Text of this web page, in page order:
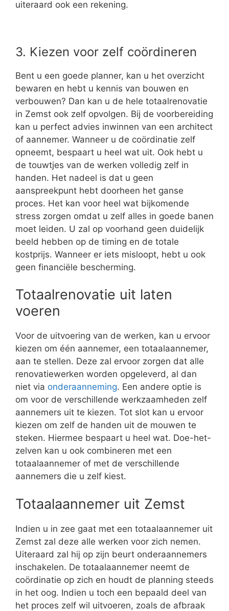
uiteraard ook een rekening.
3. Kiezen voor zelf coördineren
Bent u een goede planner, kan u het overzicht
bewaren en hebt u kennis van bouwen en
verbouwen? Dan kan u de hele totaalrenovatie
in Zemst ook zelf opvolgen. Bij de voorbereiding
kan u perfect advies inwinnen van een architect
of aannemer. Wanneer u de coördinatie zelf
opneemt, bespaart u heel wat uit. Ook hebt u
de touwtjes van de werken volledig zelf in
handen. Het nadeel is dat u geen
aanspreekpunt hebt doorheen het ganse
proces. Het kan voor heel wat bijkomende
stress zorgen omdat u zelf alles in goede banen
moet leiden. U zal op voorhand geen duidelijk
beeld hebben op de timing en de totale
kostprijs. Wanneer er iets misloopt, hebt u ook
geen financiële bescherming.
Totaalrenovatie uit laten
voeren
Voor de uitvoering van de werken, kan u ervoor
kiezen om één aannemer, een totaalaannemer,
aan te stellen. Deze zal ervoor zorgen dat alle
renovatiewerken worden opgeleverd, al dan
niet via onderaanneming. Een andere optie is
om voor de verschillende werkzaamheden zelf
aannemers uit te kiezen. Tot slot kan u ervoor
kiezen om zelf de handen uit de mouwen te
steken. Hiermee bespaart u heel wat. Doe-het-
zelven kan u ook combineren met een
totaalaannemer of met de verschillende
aannemers die u zelf kiest.
Totaalaannemer uit Zemst
Indien u in zee gaat met een totaalaannemer uit
Zemst zal deze alle werken voor zich nemen.
Uiteraard zal hij op zijn beurt onderaannemers
inschakelen. De totaalaannemer neemt de
coördinatie op zich en houdt de planning steeds
in het oog. Indien u toch een bepaald deel van
het proces zelf wil uitvoeren, zoals de afbraak